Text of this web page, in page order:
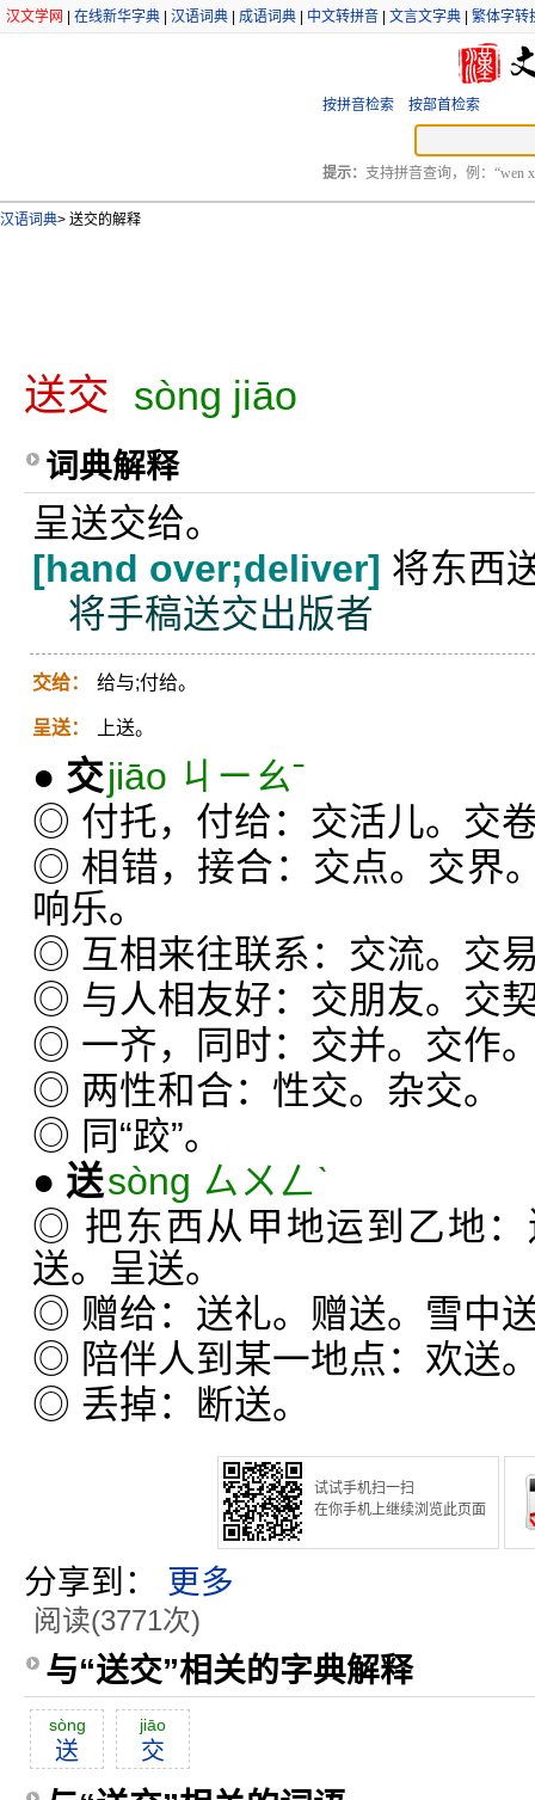
汉文学网 在线新华字典 汉语词典 成语词典 中文转拼音 文言文字典 繁体字转
按拼音检索 按部首检索
提示： 支持拼音查询，例：“wen
汉语词典> 送交的解释
送交 sòng jiāo
词典解释
呈送交给。
[hand over;deliver] 将东西
将手稿送交出版者
交给： 给与;付给。
呈送： 上送。
● 交jiāo ㄐㄧㄠˉ
◎ 付托，付给：交活儿。交
◎ 相错，接合：交点。交界
响乐。
◎ 互相来往联系：交流。交
◎ 与人相友好：交朋友。交
◎ 一齐，同时：交并。交作
◎ 两性和合：性交。杂交。
◎ 同“跤”。
● 送sòng ㄙㄨㄥˋ
◎ 把东西从甲地运到乙地
送。呈送。
◎ 赠给：送礼。赠送。雪中
◎ 陪伴人到某一地点：欢送
◎ 丢掉：断送。
试试手机扫一扫
在你手机上继续浏览此页面
分享到： 更多
阅读(3771次)
与“送交”相关的字典解释
sòng
送
jiāo
交